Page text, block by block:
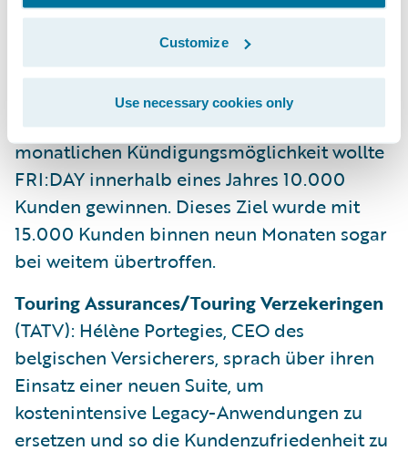
Customize
Use necessary cookies only
Strategie für Kfz-Versicherungen und wie es
möglich war, die Guidewire InsuranceSuite ™
innerhalb von nur 60 Tagen in der Cloud
auszurollen. Mit einer innovativen
kilometerbasierten Abrechnung und einer
monatlichen Kündigungsmöglichkeit wollte
FRI:DAY innerhalb eines Jahres 10.000
Kunden gewinnen. Dieses Ziel wurde mit
15.000 Kunden binnen neun Monaten sogar
bei weitem übertroffen.
Touring Assurances/Touring Verzekeringen
(TATV): Hélène Portegies, CEO des
belgischen Versicherers, sprach über ihren
Einsatz einer neuen Suite, um
kostenintensive Legacy-Anwendungen zu
ersetzen und so die Kundenzufriedenheit zu